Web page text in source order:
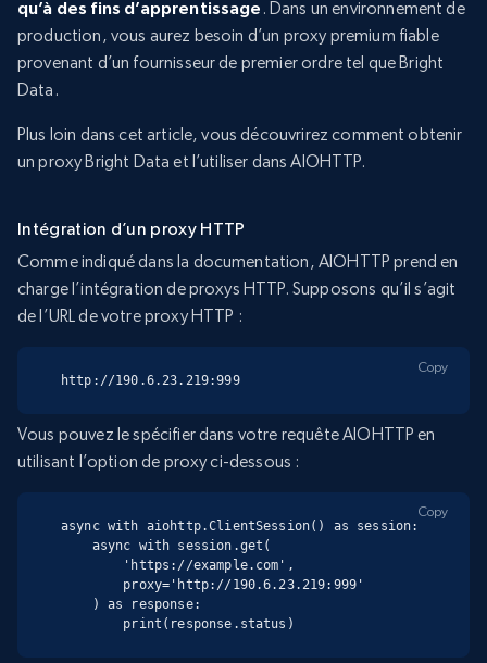
qu’à des fins d’apprentissage . Dans un environnement de
production, vous aurez besoin d’un proxy premium fiable
provenant d’un fournisseur de premier ordre tel que Bright
Data.
Plus loin dans cet article, vous découvrirez comment obtenir
un proxy Bright Data et l’utiliser dans AIOHTTP.
Intégration d’un proxy HTTP
Comme indiqué dans la documentation, AIOHTTP prend en
charge l’intégration de proxys HTTP. Supposons qu’il s’agit
de l’URL de votre proxy HTTP :
http://190.6.23.219:999
Copy
Vous pouvez le spécifier dans votre requête AIOHTTP en
utilisant l’option de proxy ci-dessous :
async with aiohttp.ClientSession() as session:
        print(response.status)
Copy